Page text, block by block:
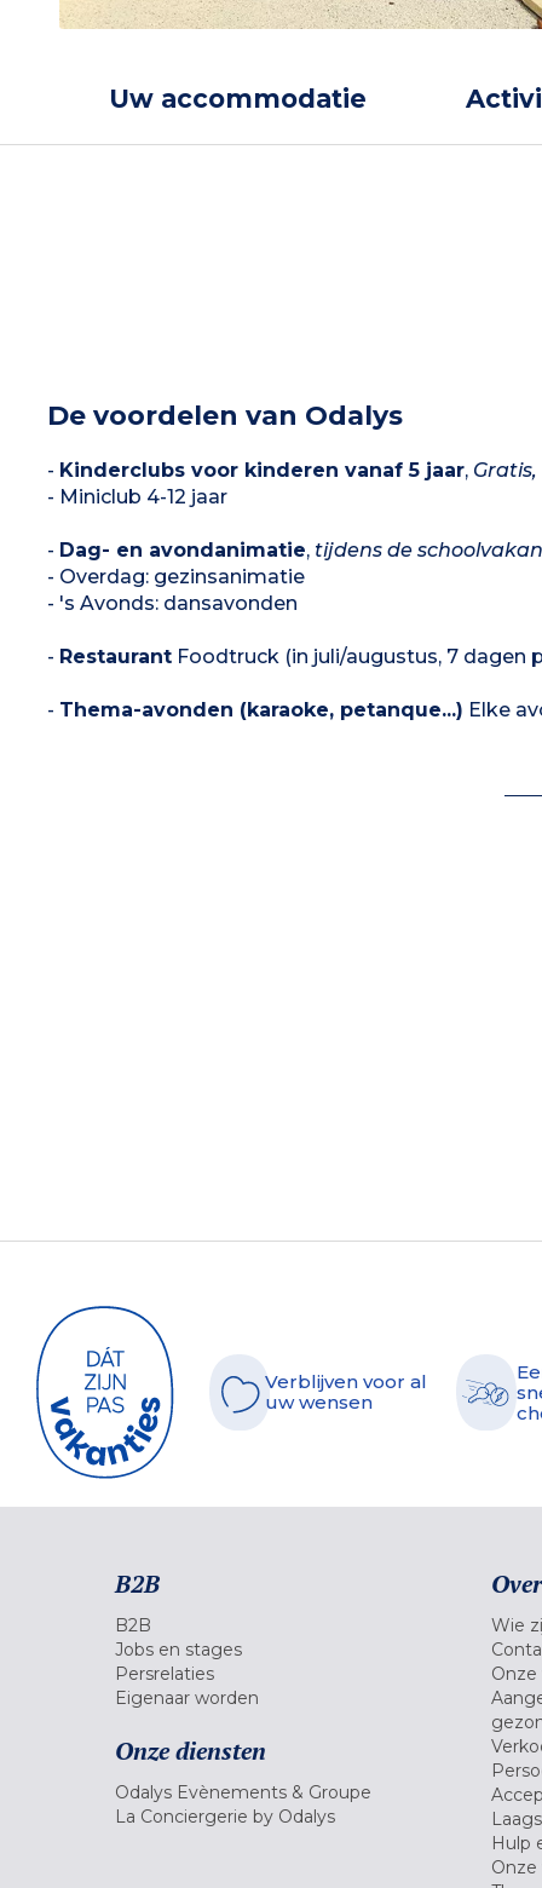
Uw accommodatie
De voordelen van Odalys
- Kinderclubs voor kinderen vanaf 5 jaar,
- Miniclub 4-12 jaar
- Dag- en avondanimatie, tijdens de
- Overdag: gezinsanimatie
- 's Avonds: dansavonden
- RestaurantFoodtruck (in juli/augustus, 7 dagen
- Thema-avonden (karaoke, petanque...) Elke
Verblijven voor al
uw wensen
B2B
B2B
Jobs en stages
Persrelaties
Eigenaar worden
Onze diensten
Odalys Evènements & Groupe
La Conciergerie by Odalys
Wie
Hulp